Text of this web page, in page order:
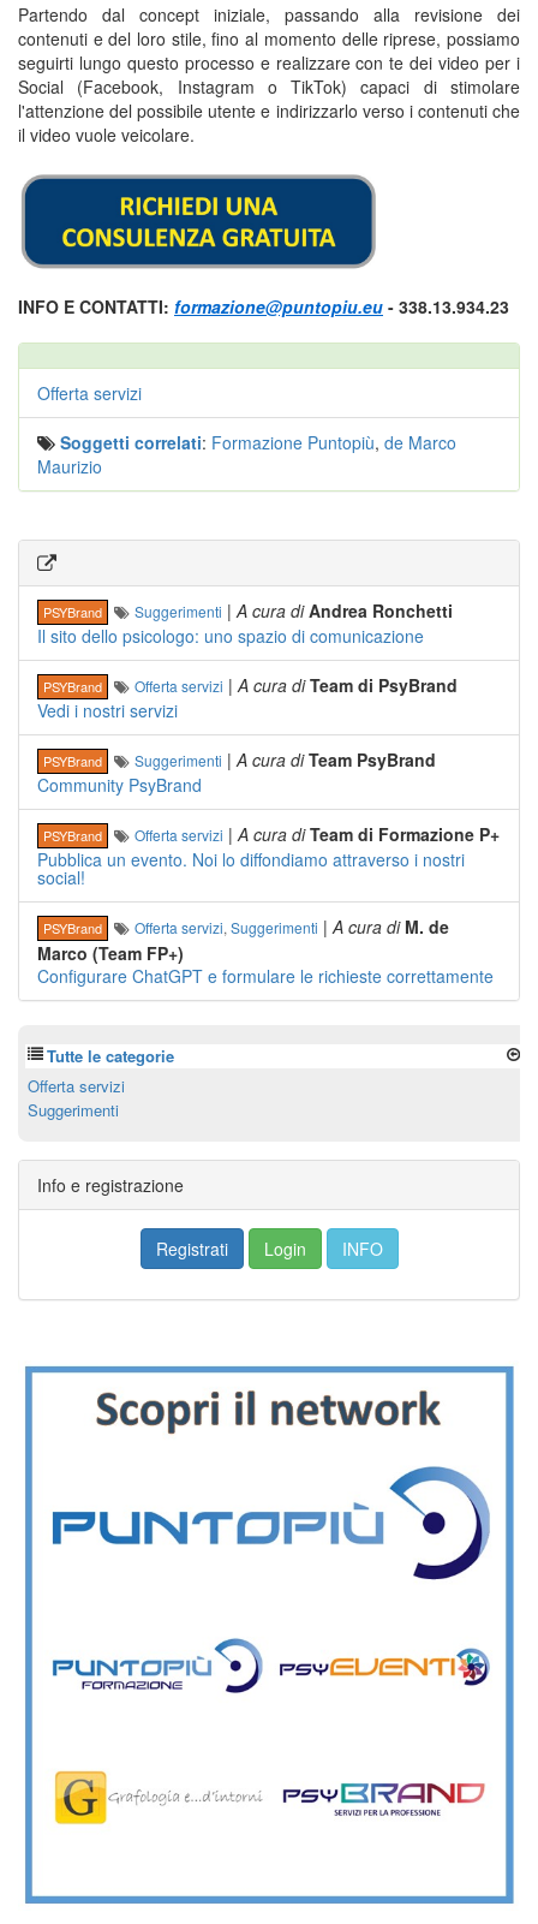
Partendo dal concept iniziale, passando alla revisione dei
contenuti e del loro stile, fino al momento delle riprese, possiamo
seguirti lungo questo processo e realizzare con te dei video per i
Social (Facebook, Instagram o TikTok) capaci di stimolare
l'attenzione del possibile utente e indirizzarlo verso i contenuti che
il video vuole veicolare.
INFO E CONTATTI: formazione@puntopiu.eu - 338.13.934.23
Offerta servizi
Soggetti correlati: Formazione Puntopiù, de Marco
Maurizio
PSYBrand Suggerimenti |A cura diAndrea Ronchetti
Il sito dello psicologo: uno spazio di comunicazione
PSYBrand Offerta servizi |A cura diTeam di PsyBrand
Vedi i nostri servizi
PSYBrand Suggerimenti |A cura diTeam PsyBrand
Community PsyBrand
PSYBrand Offerta servizi |A cura diTeam di Formazione P+
Pubblica un evento. Noi lo diffondiamo attraverso i nostri
social!
PSYBrand Offerta servizi,Suggerimenti |A cura di M. de
Marco (Team FP+)
Configurare ChatGPT e formulare le richieste correttamente
Tutte le categorie
Offerta servizi
Suggerimenti
Info e registrazione
Registrati Login INFO